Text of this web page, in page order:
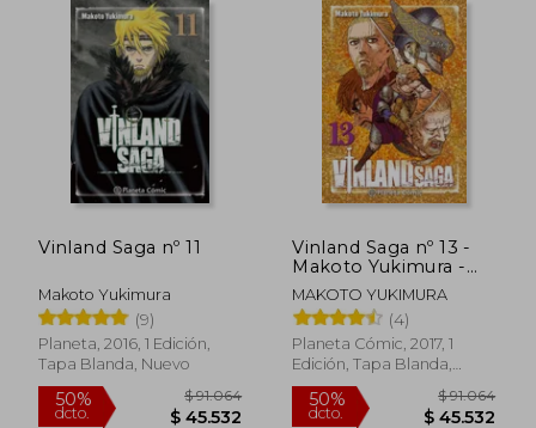
Vinland Saga nº 11
Makoto Yukimura
(9)
Planeta, 2016, 1 Edición,
Tapa Blanda, Nuevo
Vinland Saga nº 13 -
Makoto Yukimura -
Libro Físico
MAKOTO YUKIMURA
(4)
Planeta Cómic, 2017, 1
Edición, Tapa Blanda,
Nuevo